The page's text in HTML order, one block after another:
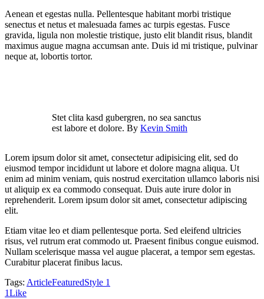
Aenean et egestas nulla. Pellentesque habitant morbi tristique
senectus et netus et malesuada fames ac turpis egestas. Fusce
gravida, ligula non molestie tristique, justo elit blandit risus, blandit
maximus augue magna accumsan ante. Duis id mi tristique, pulvinar
neque at, lobortis tortor.
Stet clita kasd gubergren, no sea sanctus
est labore et dolore. By Kevin Smith
Lorem ipsum dolor sit amet, consectetur adipisicing elit, sed do
eiusmod tempor incididunt ut labore et dolore magna aliqua. Ut
enim ad minim veniam, quis nostrud exercitation ullamco laboris nisi
ut aliquip ex ea commodo consequat. Duis aute irure dolor in
reprehenderit. Lorem ipsum dolor sit amet, consectetur adipiscing
elit.
Etiam vitae leo et diam pellentesque porta. Sed eleifend ultricies
risus, vel rutrum erat commodo ut. Praesent finibus congue euismod.
Nullam scelerisque massa vel augue placerat, a tempor sem egestas.
Curabitur placerat finibus lacus.
Tags: ArticleFeaturedStyle 1
1Like